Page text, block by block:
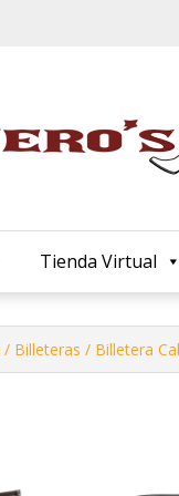
Tienda Virtual
/ Billeteras / Billetera